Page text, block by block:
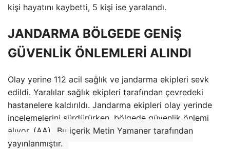
kişi hayatını kaybetti, 5 kişi ise yaralandı.
JANDARMA BÖLGEDE GENİŞ
GÜVENLİK ÖNLEMLERİ ALINDI
Olay yerine 112 acil sağlık ve jandarma ekipleri sevk
edildi. Yaralılar sağlık ekipleri tarafından çevredeki
hastanelere kaldırıldı. Jandarma ekipleri olay yerinde
incelemelerini sürdürürken, bölgede güvenlik önlemi
alıyor. (AA)
Bu içerik Metin Yamaner tarafından
yayınlanmıştır.